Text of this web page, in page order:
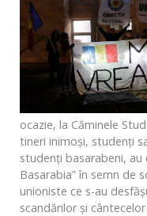
ocazie, la Căminele
tineri inimoşi, studenţi
studenţi basarabeni,
Basarabia” în semn de
unioniste ce s-au
scandărilor şi